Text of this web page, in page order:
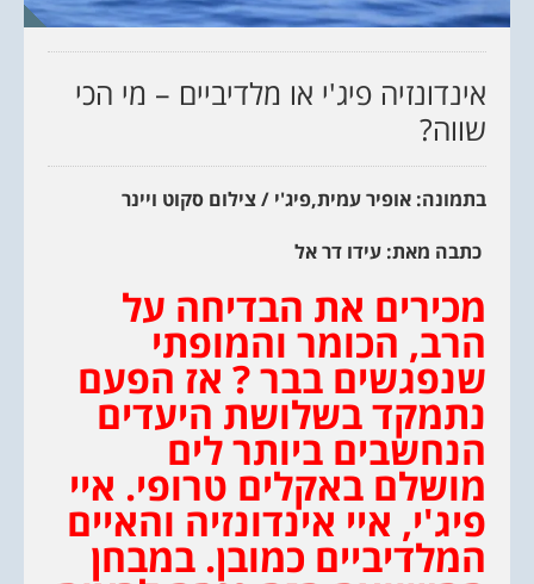
אינדונזיה פיג'י או מלדיביים – מי הכי
שווה?
בתמונה: אופיר עמית,פיג'י / צילום סקוט ויינר
כתבה מאת: עידו דר אל
מכירים את הבדיחה על
הרב, הכומר והמופתי
שנפגשים בבר ? אז הפעם
נתמקד בשלושת היעדים
הנחשבים ביותר לים
מושלם באקלים טרופי. איי
פיג'י, איי אינדונזיה והאיים
המלדיביים כמובן. במבחן